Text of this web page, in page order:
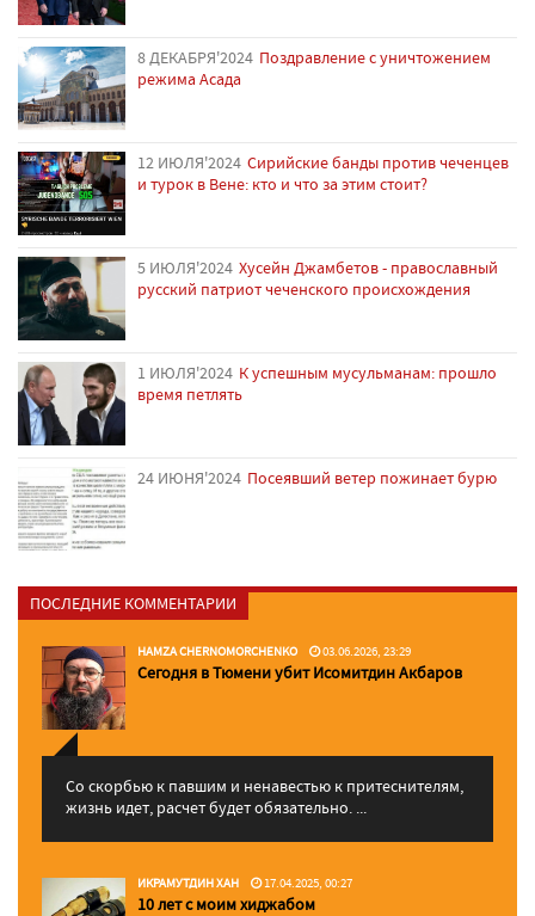
8 ДЕКАБРЯ'2024 Поздравление с уничтожением
режима Асада
12 ИЮЛЯ'2024 Сирийские банды против чеченцев
и турок в Вене: кто и что за этим стоит?
5 ИЮЛЯ'2024 Хусейн Джамбетов - православный
русский патриот чеченского происхождения
1 ИЮЛЯ'2024 К успешным мусульманам: прошло
время петлять
24 ИЮНЯ'2024 Посеявший ветер пожинает бурю
ПОСЛЕДНИЕ КОММЕНТАРИИ
HAMZA CHERNOMORCHENKO 03.06.2026, 23:29
Сегодня в Тюмени убит Исомитдин Акбаров
Со скорбью к павшим и ненавестью к притеснителям,
жизнь идет, расчет будет обязательно. ...
ИКРАМУТДИН ХАН 17.04.2025, 00:27
10 лет с моим хиджабом